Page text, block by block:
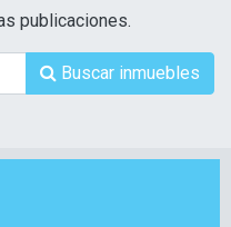
publicaciones.
Buscar inmuebles